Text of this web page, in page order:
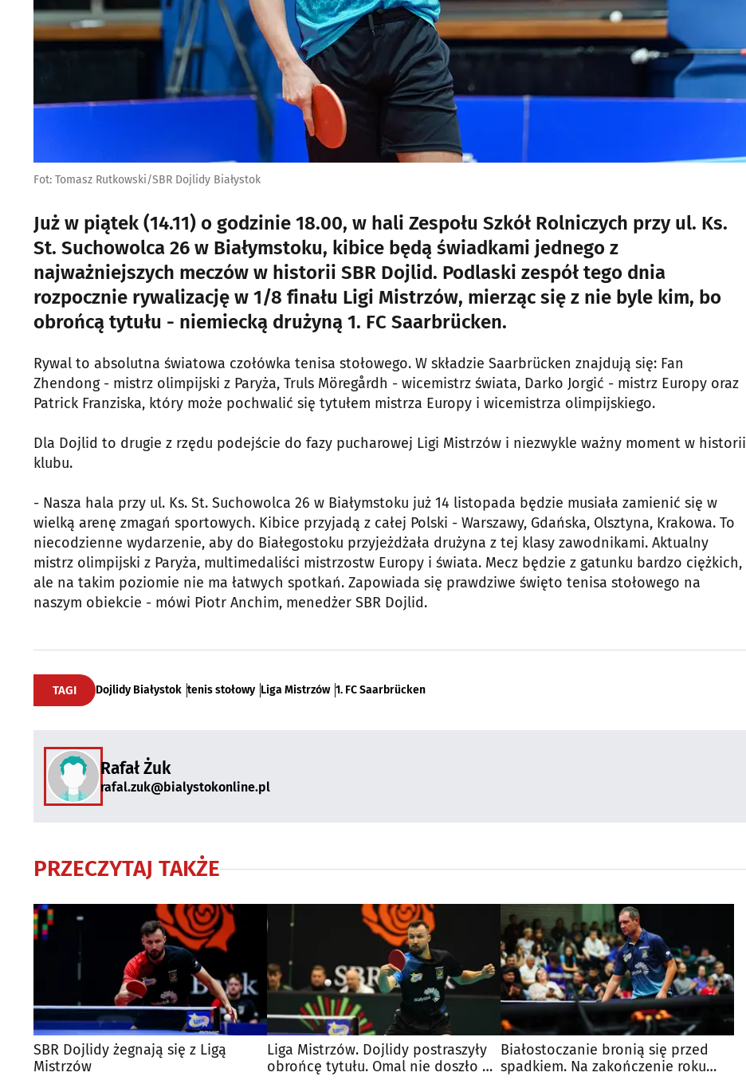
Fot: Tomasz Rutkowski/SBR Dojlidy Białystok
Już w piątek (14.11) o godzinie 18.00, w hali Zespołu Szkół Rolniczych przy ul. Ks.
St. Suchowolca 26 w Białymstoku, kibice będą świadkami jednego z
najważniejszych meczów w historii SBR Dojlid. Podlaski zespół tego dnia
rozpocznie rywalizację w 1/8 finału Ligi Mistrzów, mierząc się z nie byle kim, bo
obrońcą tytułu - niemiecką drużyną 1. FC Saarbrücken.
Rywal to absolutna światowa czołówka tenisa stołowego. W składzie Saarbrücken znajdują się: Fan
Zhendong - mistrz olimpijski z Paryża, Truls Möregårdh - wicemistrz świata, Darko Jorgić - mistrz Europy oraz
Patrick Franziska, który może pochwalić się tytułem mistrza Europy i wicemistrza olimpijskiego.
Dla Dojlid to drugie z rzędu podejście do fazy pucharowej Ligi Mistrzów i niezwykle ważny moment w historii
klubu.
- Nasza hala przy ul. Ks. St. Suchowolca 26 w Białymstoku już 14 listopada będzie musiała zamienić się w
wielką arenę zmagań sportowych. Kibice przyjadą z całej Polski - Warszawy, Gdańska, Olsztyna, Krakowa. To
niecodzienne wydarzenie, aby do Białegostoku przyjeżdżała drużyna z tej klasy zawodnikami. Aktualny
mistrz olimpijski z Paryża, multimedaliści mistrzostw Europy i świata. Mecz będzie z gatunku bardzo ciężkich,
ale na takim poziomie nie ma łatwych spotkań. Zapowiada się prawdziwe święto tenisa stołowego na
naszym obiekcie - mówi Piotr Anchim, menedżer SBR Dojlid.
TAGI Dojlidy Białystok tenis stołowy Liga Mistrzów 1. FC Saarbrücken
Rafał Żuk
rafal.zuk@bialystokonline.pl
PRZECZYTAJ TAKŻE
SBR Dojlidy żegnają się z Ligą
Mistrzów
Liga Mistrzów. Dojlidy postraszyły
obrońcę tytułu. Omal nie doszło do
Białostoczanie bronią się przed
spadkiem. Na zakończenie roku